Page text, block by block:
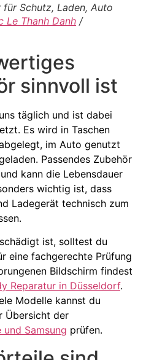
Schutz, Laden, Auto
Le Thanh Danh /
sinnvoll ist
täglich und ist dabei
Es wird in Taschen
im Auto genutzt
Passendes Zubehör
kann die Lebensdauer
wichtig ist, dass
Ladegerät technisch zum
ist, solltest du
eine fachgerechte Prüfung
Bildschirm findest
Reparatur in Düsseldorf.
Modelle kannst du
Übersicht der
Samsung prüfen.